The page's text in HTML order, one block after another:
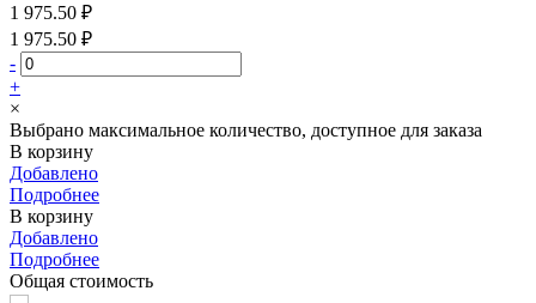
1 975.50 ₽
1 975.50 ₽
-
+
×
Выбрано максимальное количество, доступное для заказа
В корзину
Добавлено
Подробнее
В корзину
Добавлено
Подробнее
Общая стоимость